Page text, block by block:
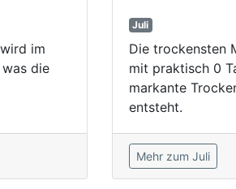
im
die
Juli
Die trockensten
mit praktisch 0
markante
entsteht.
Mehr zum Juli